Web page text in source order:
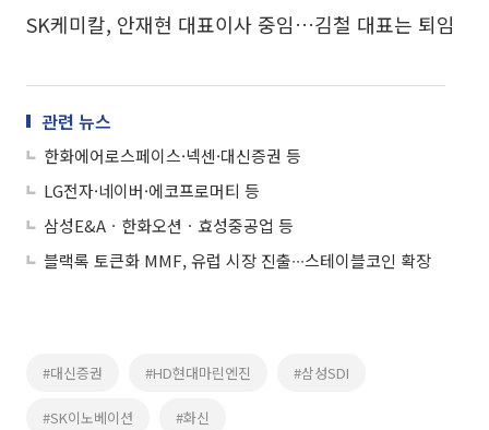
SK케미칼, 안재현 대표이사 중임…김철 대표는 퇴임
관련 뉴스
한화에어로스페이스·넥센·대신증권 등
LG전자·네이버·에코프로머티 등
삼성E&Aㆍ한화오션ㆍ효성중공업 등
블랙록 토큰화 MMF, 유럽 시장 진출∙∙∙스테이블코인 확장
#대신증권 #HD현대마린엔진 #삼성SDI
#SK이노베이션 #화신